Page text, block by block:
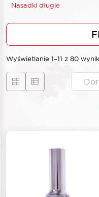
Nasadki długie
Wyświetlanie 1–11 z 80